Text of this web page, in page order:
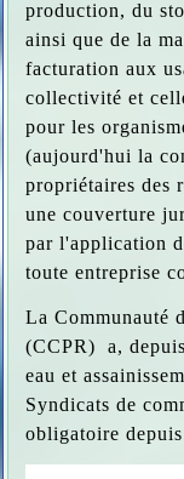
production, du
ainsi que de la
facturation aux
collectivité et
pour les
(aujourd'hui la
propriétaires des
une couverture
par l'application
toute entreprise
La Communauté
(CCPR) a,
eau et
Syndicats de
obligatoire